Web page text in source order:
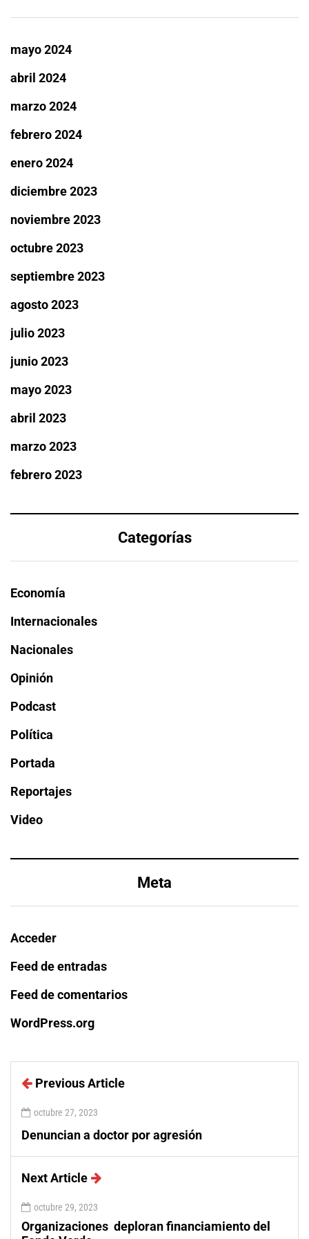
mayo 2024
abril 2024
marzo 2024
febrero 2024
enero 2024
diciembre 2023
noviembre 2023
octubre 2023
septiembre 2023
agosto 2023
julio 2023
junio 2023
mayo 2023
abril 2023
marzo 2023
febrero 2023
Categorías
Economía
Internacionales
Nacionales
Opinión
Podcast
Política
Portada
Reportajes
Video
Meta
Acceder
Feed de entradas
Feed de comentarios
WordPress.org
Previous Article
octubre 27, 2023
Denuncian a doctor por agresión
Next Article
octubre 29, 2023
Organizaciones deploran financiamiento del